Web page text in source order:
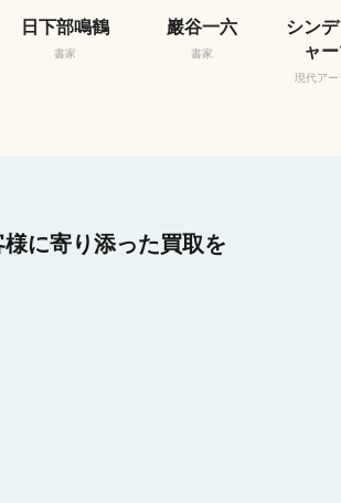
日下部鳴鶴
書家
巖谷一六
書家
シン
ャ
現代ア
に寄り添った買取を